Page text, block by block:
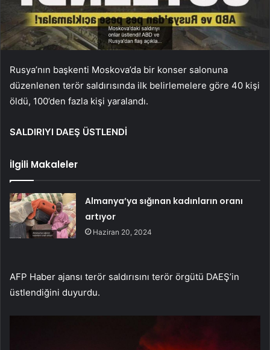
Rusya’nın başkenti Moskova’da bir konser salonuna
düzenlenen terör saldırısında ilk belirlemelere göre 40 kişi
öldü, 100’den fazla kişi yaralandı.
SALDIRIYI DAEŞ ÜSTLENDİ
İlgili Makaleler
Almanya’ya sığınan kadınların oranı
artıyor
Haziran 20, 2024
AFP Haber ajansı terör saldırısını terör örgütü DAEŞ’in
üstlendiğini duyurdu.